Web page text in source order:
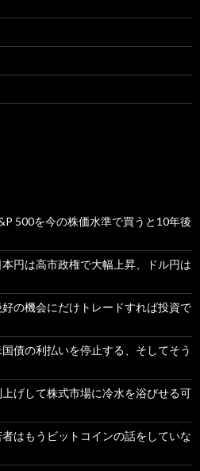
500を今の株価水準で買うと10年後
円は高市政権で大幅上昇、ドル円は
の機会にだけトレードすれば投資で
債の利払いを停止する、そしてそう
げして株式市場に冷水を浴びせる可
はもうビットコインの話をしていな